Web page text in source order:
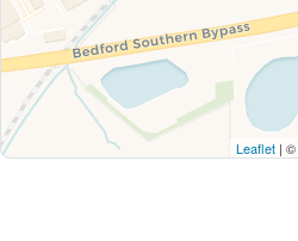
Leaflet | ©